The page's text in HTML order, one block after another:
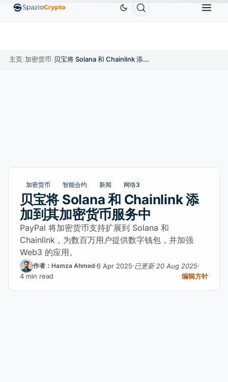
EthereumETHUS$1,880.58 Tether USDTUS$0.9991 BNB
主页/加密货币/ 贝宝将 Solana 和 Chainlink 添加到其加密货币服务中
加密货币 智能合约 新闻 网络3
贝宝将 Solana 和 Chainlink 添
加到其加密货币服务中
PayPal 将加密货币支持扩展到 Solana 和
Chainlink，为数百万用户提供数字钱包，并加强
Web3 的应用。
作者：Hamza Ahmed 6 Apr 2025 已更新 20 Aug 2025
4 min read
编辑方针